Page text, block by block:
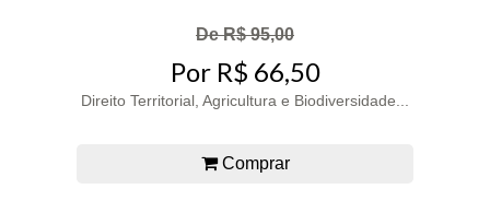
De R$ 95,00
Por R$ 66,50
Direito Territorial, Agricultura e Biodiversidade...
Comprar